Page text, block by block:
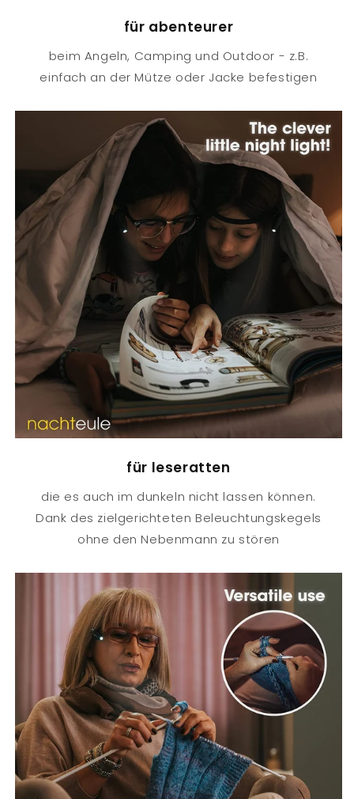
für abenteurer
beim Angeln, Camping und Outdoor - z.B.
einfach an der Mütze oder Jacke befestigen
für leseratten
die es auch im dunkeln nicht lassen können.
Dank des zielgerichteten Beleuchtungskegels
ohne den Nebenmann zu stören